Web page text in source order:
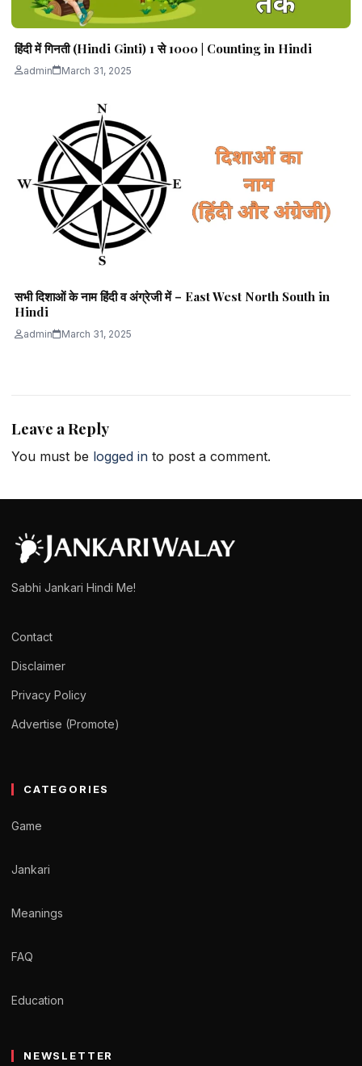
हिंदी में गिनती (Hindi Ginti) 1 से 1000 | Counting in Hindi
admin March 31, 2025
सभी दिशाओं के नाम हिंदी व अंग्रेजी में – East West North South in
Hindi
admin March 31, 2025
Leave a Reply
You must be logged in to post a comment.
Sabhi Jankari Hindi Me!
Contact
Disclaimer
Privacy Policy
Advertise (Promote)
CATEGORIES
Game
Jankari
Meanings
FAQ
Education
NEWSLETTER